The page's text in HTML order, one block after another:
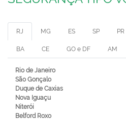
RJ MG ES SP PR
BA CE GO e DF AM
Rio de Janeiro
São Gonçalo
Duque de Caxias
Nova Iguaçu
Niterói
Belford Roxo